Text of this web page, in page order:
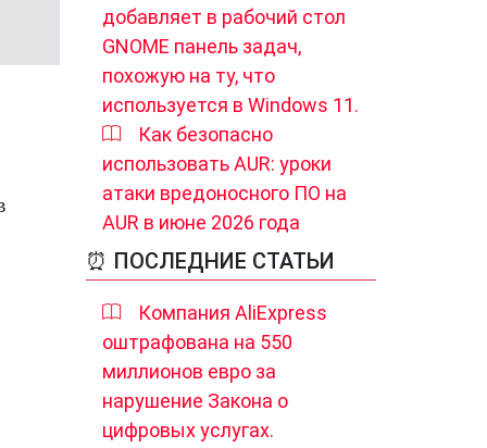
добавляет в рабочий стол
GNOME панель задач,
похожую на ту, что
используется в Windows 11.
Как безопасно
использовать AUR: уроки
атаки вредоносного ПО на
AUR в июне 2026 года
⏰ ПОСЛЕДНИЕ СТАТЬИ
Компания AliExpress
оштрафована на 550
миллионов евро за
нарушение Закона о
цифровых услугах.